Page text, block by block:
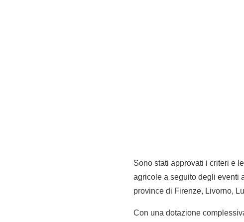
Sono stati approvati i criteri e
agricole a seguito degli eventi
province di Firenze, Livorno,
Con una dotazione